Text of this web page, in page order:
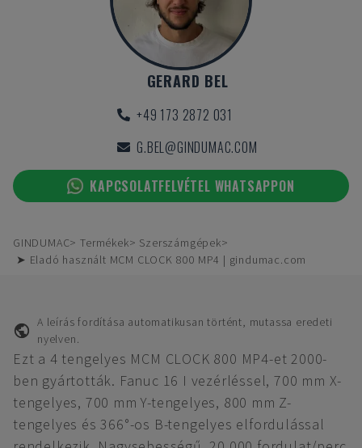
GERARD BEL
+49 173 2872 031
G.BEL@GINDUMAC.COM
KAPCSOLATFELVÉTEL WHATSAPPON
GINDUMAC Termékek
Szerszámgépek
➤ Eladó használt MCM CLOCK 800 MP4 | gindumac.com
A leírás fordítása automatikusan történt, mutassa eredeti
nyelven.
Ezt a 4 tengelyes MCM CLOCK 800 MP4-et 2000-
ben gyártották. Fanuc 16 I vezérléssel, 700 mm X-
tengelyes, 700 mm Y-tengelyes, 800 mm Z-
tengelyes és 366°-os B-tengelyes elfordulással